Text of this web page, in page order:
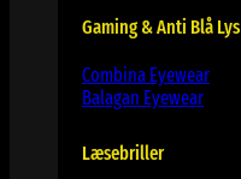
Gaming & Anti Blå Lys
Combina Eyewear
Balagan Eyewear
Læsebriller